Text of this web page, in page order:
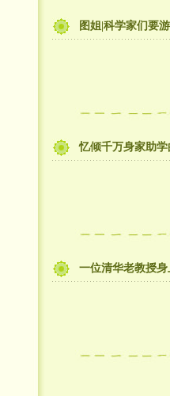
图姐|科学家们要
忆倾千万身家助
一位清华老教授